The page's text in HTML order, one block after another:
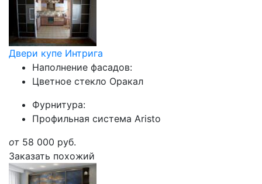
Двери купе Интрига
Наполнение фасадов:
Цветное стекло Оракал
Фурнитура:
Профильная система Aristo
от 58 000 руб.
Заказать похожий